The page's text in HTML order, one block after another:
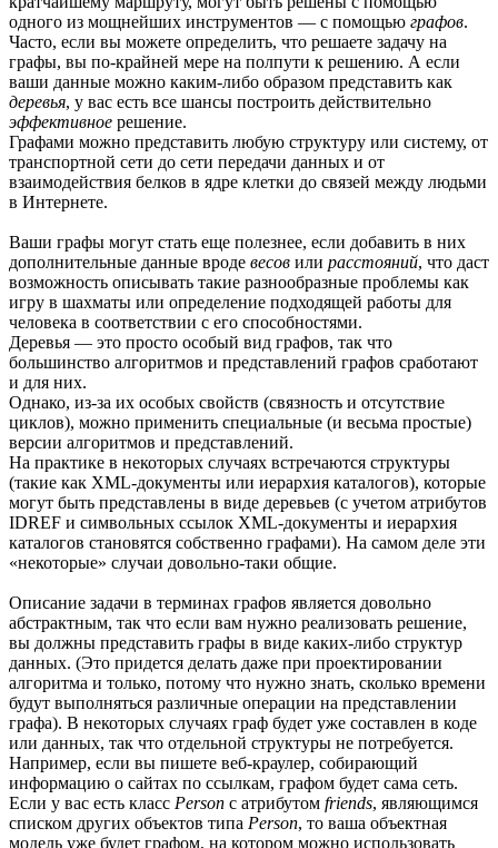
одного из мощнейших инструментов — с помощью графов.
Часто, если вы можете определить, что решаете задачу на
графы, вы по-крайней мере на полпути к решению. А если
ваши данные можно каким-либо образом представить как
деревья, у вас есть все шансы построить действительно
эффективное решение.
Графами можно представить любую структуру или систему, от
транспортной сети до сети передачи данных и от
взаимодействия белков в ядре клетки до связей между людьми
в Интернете.
Ваши графы могут стать еще полезнее, если добавить в них
дополнительные данные вроде весов или расстояний, что даст
возможность описывать такие разнообразные проблемы как
игру в шахматы или определение подходящей работы для
человека в соответствии с его способностями.
Деревья — это просто особый вид графов, так что
большинство алгоритмов и представлений графов сработают
и для них.
Однако, из-за их особых свойств (связность и отсутствие
циклов), можно применить специальные (и весьма простые)
версии алгоритмов и представлений.
На практике в некоторых случаях встречаются структуры
(такие как XML-документы или иерархия каталогов), которые
могут быть представлены в виде деревьев (с учетом атрибутов
IDREF и символьных ссылок XML-документы и иерархия
каталогов становятся собственно графами). На самом деле эти
«некоторые» случаи довольно-таки общие.
Описание задачи в терминах графов является довольно
абстрактным, так что если вам нужно реализовать решение,
вы должны представить графы в виде каких-либо структур
данных. (Это придется делать даже при проектировании
алгоритма и только, потому что нужно знать, сколько времени
будут выполняться различные операции на представлении
графа). В некоторых случаях граф будет уже составлен в коде
или данных, так что отдельной структуры не потребуется.
Например, если вы пишете веб-краулер, собирающий
информацию о сайтах по ссылкам, графом будет сама сеть.
Если у вас есть класс Person с атрибутом friends, являющимся
списком других объектов типа Person, то ваша объектная
модель уже будет графом, на котором можно использовать